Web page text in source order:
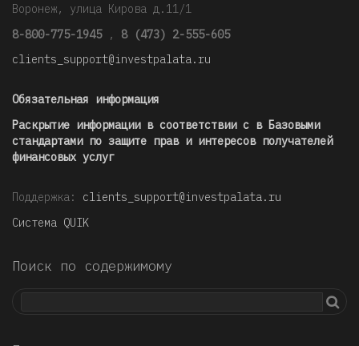
Воронеж, улица Кирова д.11/1
8-800-775-1945 , 8 (473) 2-555-605
clients_support@investpalata.ru
Обязательная информация
Раскрытие информации в соответствии с в Базовыми
стандартами по защите прав и интересов получателей
финансовых услуг
Поддержка: clients_support@investpalata.ru
Система QUIK
Поиск по содержимому